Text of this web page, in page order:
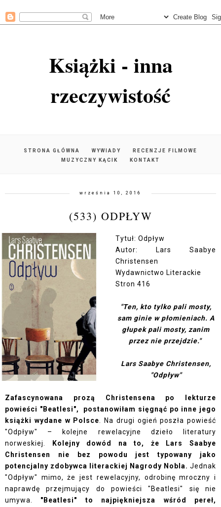
Książki - inna
rzeczywistość
STRONA GŁÓWNA WYWIADY
RECENZJE FILMOWE
MUZYCZNY KĄCIK
KONTAKT
września 10, 2016
(533) ODPŁYW
Tytuł: Odpływ
Autor: Lars Saabye
Christensen
Wydawnictwo Literackie
Stron 416
"Ten, kto tylko pali mosty,
sam ginie w płomieniach. A
głupek pali mosty, zanim
przez nie przejdzie."
Lars Saabye Christensen,
"Odpływ"
Zafascynowana prozą Christensena po lekturze
powieści "Beatlesi", postanowiłam sięgnąć po inne jego
książki wydane w Polsce . Na drugi ogień poszła powieść
"Odpływ" – kolejne rewelacyjne dzieło literatury
norweskiej.
Kolejny dowód na to, że Lars Saabye
Christensen nie bez powodu jest typowany jako
potencjalny zdobywca literackiej Nagrody Nobla. Jednak
"Odpływ" mimo, że jest rewelacyjny, odrobinę mroczny i
naprawdę przejmujący do powieści "Beatlesi" się nie
umywa.
"Beatlesi" to najpiękniejsza wśród pereł,